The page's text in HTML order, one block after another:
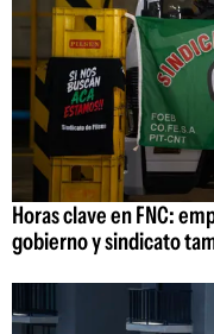
Horas clave en FNC:
gobierno y sindicato